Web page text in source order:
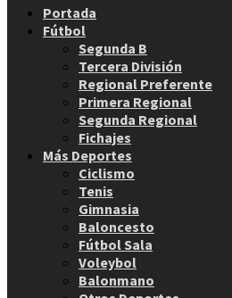
Portada
Fútbol
Segunda B
Tercera División
Regional Preferente
Primera Regional
Segunda Regional
Fichajes
Más Deportes
Ciclismo
Tenis
Gimnasia
Baloncesto
Fútbol Sala
Voleybol
Balonmano